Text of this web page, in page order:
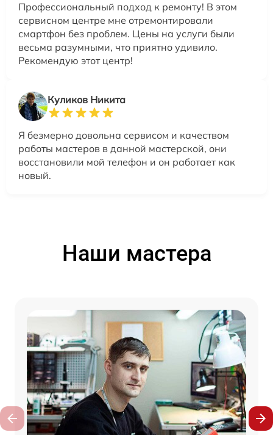
Профессиональный подход к ремонту! В этом
сервисном центре мне отремонтировали
смартфон без проблем. Цены на услуги были
весьма разумными, что приятно удивило.
Рекомендую этот центр!
Куликов Никита
Я безмерно довольна сервисом и качеством
работы мастеров в данной мастерской, они
восстановили мой телефон и он работает как
новый.
Наши мастера